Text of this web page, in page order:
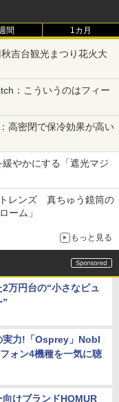
間 1カ月
吉台観光まつり花火大
：こういうのはフィー
高密閉で保冷効果が高い
やかにする「遮光マジ
レンズ 真ちゅう鏡筒の
ーム」
もっと見る
万円台の“小さなピュ
実力!「Osprey」Nobl
ォン4機種を一気に聴
けブランドHOMUR